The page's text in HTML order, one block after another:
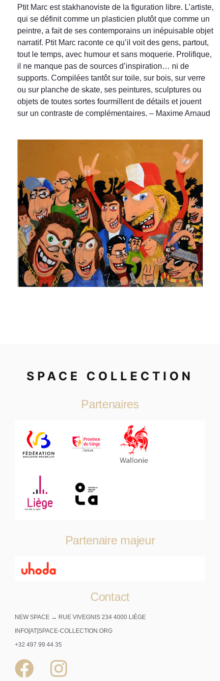
Ptit Marc est stakhanoviste de la figuration libre. L’artiste,
qui se définit comme un plasticien plutôt que comme un
peintre, a fait de ses contemporains un inépuisable objet
narratif. Ptit Marc raconte ce qu’il voit des gens, partout,
tout le temps, avec humour et sans moquerie. Prolifique,
il ne manque pas de sources d’inspiration… ni de
supports. Compilées tantôt sur toile, sur bois, sur verre
ou sur planche de skate, ses peintures, sculptures ou
objets de toutes sortes fourmillent de détails et jouent
sur un contraste de complémentaires. – Maxime Arnaud
Sans titre
SPACE COLLECTION
Partenaires
Partenaire majeur
Contact
NEW SPACE → RUE VIVEGNIS 234 4000 LIÈGE
INFO[AT]SPACE-COLLECTION.ORG
+32 497 99 44 35